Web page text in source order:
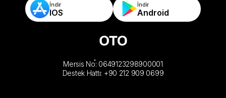
İndir
IOS
İndir
Android
Mersis No: 0649123298900001
Destek Hattı: +90 212 909 0699